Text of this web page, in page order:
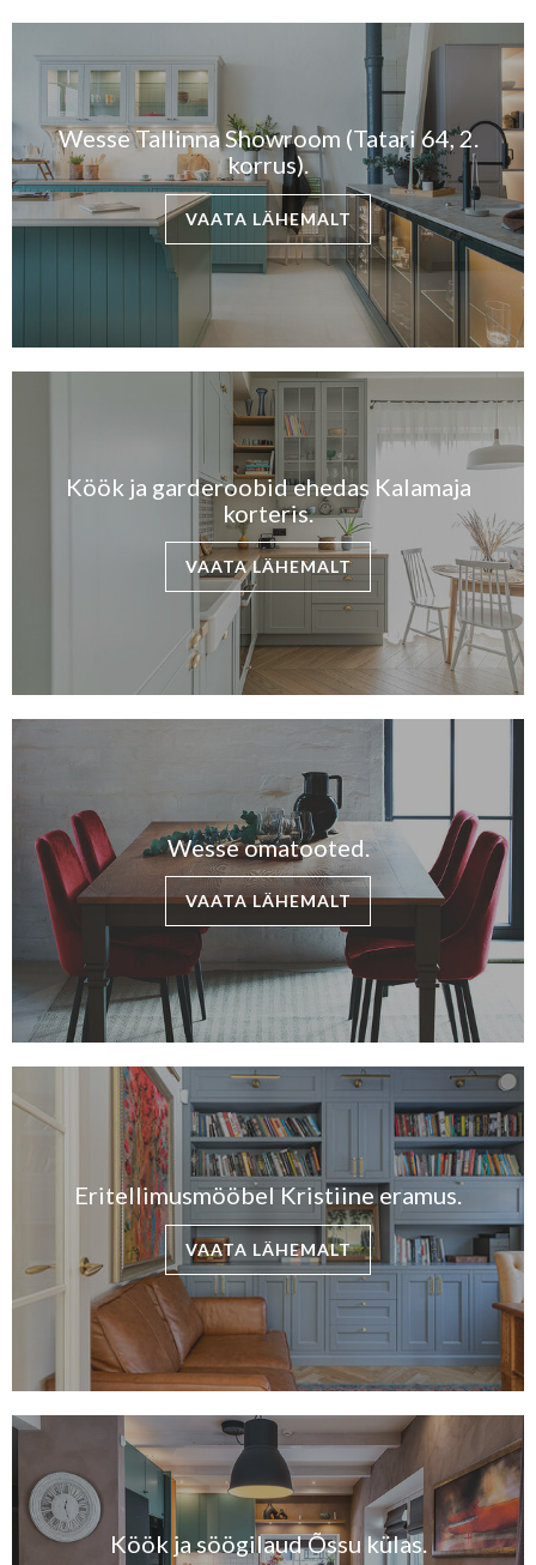
Wesse Tallinna Showroom (Tatari 64, 2.
korrus).
VAATA LÄHEMALT
Köök ja garderoobid ehedas Kalamaja
korteris.
VAATA LÄHEMALT
Wesse omatooted.
VAATA LÄHEMALT
Eritellimusmööbel Kristiine eramus.
VAATA LÄHEMALT
Köök ja söögilaud Õssu külas.